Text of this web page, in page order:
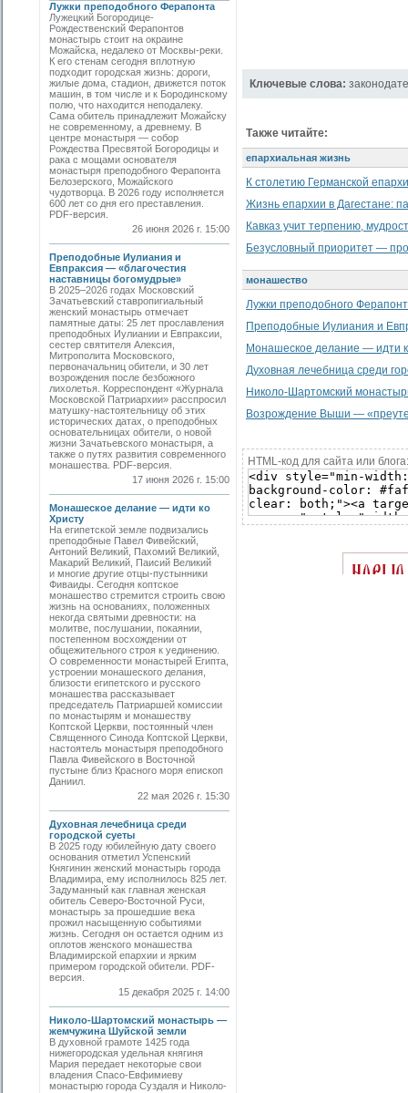
Лужки преподобного Ферапонта
Лужецкий Богородице-
Рождественский Ферапонтов
монастырь стоит на окраине
Можайска, недалеко от Москвы-реки.
К его стенам сегодня вплотную
подходит городская жизнь: дороги,
жилые дома, стадион, движется поток
машин, в том числе и к Бородинскому
полю, что находится неподалеку.
Сама обитель принадлежит Можайску
не современному, а древнему. В
центре монастыря — собор
Рождества Пресвятой Богородицы и
рака с мощами основателя
монастыря преподобного Ферапонта
Белозерского, Можайского
чудотворца. В 2026 году исполняется
600 лет со дня его преставления.
PDF-версия.
26 июня 2026 г. 15:00
Преподобные Иулиания и
Евпраксия — «благочестия
наставницы богомудрые»
В 2025–2026 годах Московский
Зачатьевский ставропигиальный
женский монастырь отмечает
памятные даты: 25 лет прославления
преподобных Иулиании и Евпраксии,
сестер святителя Алексия,
Митрополита Московского,
первоначальниц обители, и 30 лет
возрождения после безбожного
лихолетья. Корреспондент «Журнала
Московской Патриархии» расспросил
матушку-настоятельницу об этих
исторических датах, о преподобных
основательницах обители, о новой
жизни Зачатьевского монастыря, а
также о путях развития современного
монашества. PDF-версия.
17 июня 2026 г. 15:00
Монашеское делание — идти ко
Христу
На египетской земле подвизались
преподобные Павел Фивейский,
Антоний Великий, Пахомий Великий,
Макарий Великий, Паисий Великий
и многие другие отцы-пустынники
Фиваиды. Сегодня коптское
монашество стремится строить свою
жизнь на основаниях, положенных
некогда святыми древности: на
молитве, послушании, покаянии,
постепенном восхождении от
общежительного строя к уединению.
О современности монастырей Египта,
устроении монашеского делания,
близости египетского и русского
монашества рассказывает
председатель Патриаршей комиссии
по монастырям и монашеству
Коптской Церкви, постоянный член
Священного Синода Коптской Церкви,
настоятель монастыря преподобного
Павла Фивейского в Восточной
пустыне близ Красного моря епископ
Даниил.
22 мая 2026 г. 15:30
Духовная лечебница среди
городской суеты
В 2025 году юбилейную дату своего
основания отметил Успенский
Княгинин женский монастырь города
Владимира, ему исполнилось 825 лет.
Задуманный как главная женская
обитель Северо-Восточной Руси,
монастырь за прошедшие века
прожил насыщенную событиями
жизнь. Сегодня он остается одним из
оплотов женского монашества
Владимирской епархии и ярким
примером городской обители. PDF-
версия.
15 декабря 2025 г. 14:00
Николо-Шартомский монастырь —
жемчужина Шуйской земли
В духовной грамоте 1425 года
нижегородская удельная княгиня
Мария передает некоторые свои
владения Спасо-Евфимиеву
монастырю города Суздаля и Николо-
Ключевые слова:
Также читайте:
епархиальная жизнь
К столетию Германской
Жизнь епархии в Дагестане:
Кавказ учит терпению,
Безусловный приоритет —
монашество
Лужки преподобного
Преподобные Иулиания и
Монашеское делание — идти
Духовная лечебница среди
Николо-Шартомский
Возрождение Выши —
HTML-код для сайта или блога: